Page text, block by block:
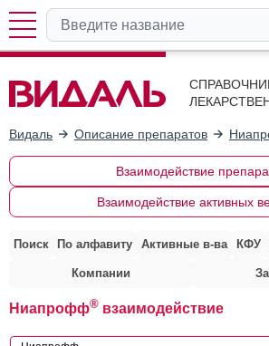
Видаль Описание препаратов
Взаимодействие
Взаимодействие активных
Поиск По алфавиту Активные в-ва КФУ
Компании
Ниапрофф® взаимодействие